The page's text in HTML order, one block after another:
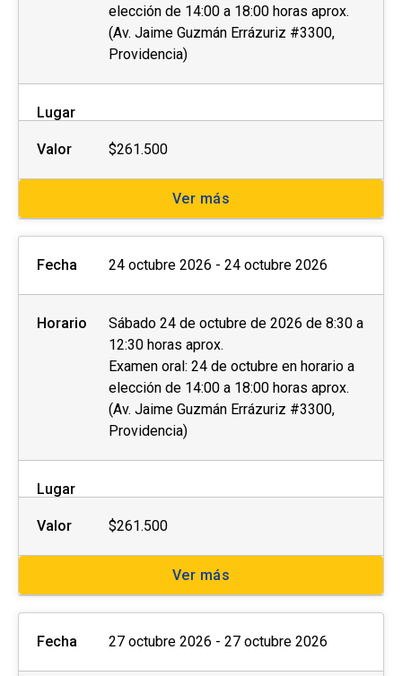
elección de 14:00 a 18:00 horas aprox.
(Av. Jaime Guzmán Errázuriz #3300,
Providencia)
Lugar
Valor $261.500
Ver más
Fecha 24 octubre 2026 - 24 octubre 2026
Horario
Sábado 24 de octubre de 2026 de 8:30 a
12:30 horas aprox.
Examen oral: 24 de octubre en horario a
elección de 14:00 a 18:00 horas aprox.
(Av. Jaime Guzmán Errázuriz #3300,
Providencia)
Lugar
Valor $261.500
Ver más
Fecha 27 octubre 2026 - 27 octubre 2026